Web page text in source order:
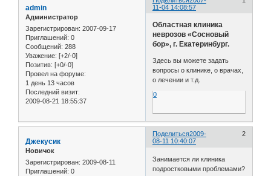
11-04 14:08:57
admin
Администратор
Зарегистрирован: 2007-09-17
Приглашений: 0
Сообщений: 288
Уважение: [+2/-0]
Позитив: [+0/-0]
Провел на форуме:
1 день 13 часов
Последний визит:
2009-08-21 18:55:37
Областная клиника
неврозов «Сосновый
бор», г. Екатеринбург.
Здесь вы можете задать
вопросы о клинике, о врачах,
о лечении и т.д.
0
Поделиться 2
2009-
08-11 10:40:07
Джекусик
Новичок
Зарегистрирован: 2009-08-11
Приглашений: 0
Занимается ли клиника
подростковыми проблемами?